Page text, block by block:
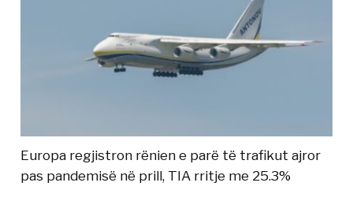
Europa regjistron rënien e parë të trafikut ajror
pas pandemisë në prill, TIA rritje me 25.3%